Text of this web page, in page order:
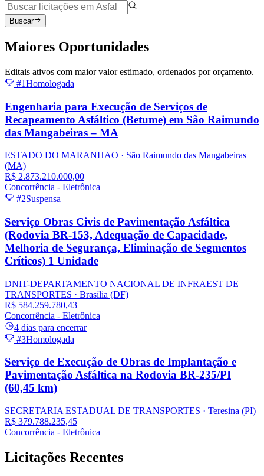
Buscar
Maiores Oportunidades
Editais ativos com maior valor estimado, ordenados por orçamento.
#1Homologada
Engenharia para Execução de Serviços de
Recapeamento Asfáltico (Betume) em São Raimundo
das Mangabeiras – MA
ESTADO DO MARANHAO · São Raimundo das Mangabeiras
(MA)
R$ 2.873.210.000,00
Concorrência - Eletrônica
#2Suspensa
Serviço Obras Civis de Pavimentação Asfáltica
(Rodovia BR-153, Adequação de Capacidade,
Melhoria de Segurança, Eliminação de Segmentos
Críticos) 1 Unidade
DNIT-DEPARTAMENTO NACIONAL DE INFRAEST DE
TRANSPORTES · Brasília (DF)
R$ 584.259.780,43
Concorrência - Eletrônica
4 dias para encerrar
#3Homologada
Serviço de Execução de Obras de Implantação e
Pavimentação Asfáltica na Rodovia BR-235/PI
(60,45 km)
SECRETARIA ESTADUAL DE TRANSPORTES · Teresina (PI)
R$ 379.788.235,45
Concorrência - Eletrônica
Licitações Recentes